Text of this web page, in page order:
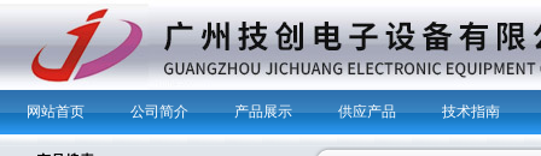
网站首页 公司简介 产品展示 供应产品 技术指南